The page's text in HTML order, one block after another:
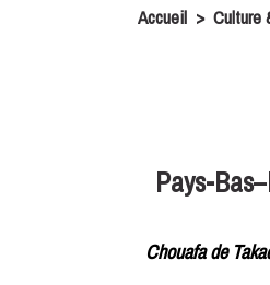
Accueil > Culture
Pays-
Chouafa de